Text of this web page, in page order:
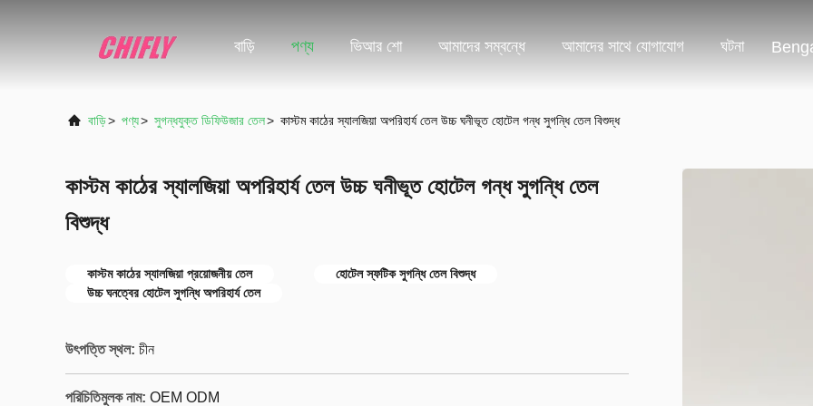
বাড়ি পণ্য ভিআর শো আমাদের সম্বন্ধে আমাদের সাথে যোগাযোগ ঘটনা
বাড়ি> পণ্য> সুগন্ধযুক্ত ডিফিউজার তেল> কাস্টম কাঠের স্যালজিয়া অপরিহার্য তেল উচ্চ ঘনীভূত হোটেল গন্ধ সুগন্ধি তেল বিশুদ্ধ
কাস্টম কাঠের স্যালজিয়া অপরিহার্য তেল উচ্চ ঘনীভূত হোটেল গন্ধ সুগন্ধি তেল
বিশুদ্ধ
কাস্টম কাঠের স্যালজিয়া প্রয়োজনীয় তেল
হোটেল স্ফটিক সুগন্ধি তেল বিশুদ্ধ
উচ্চ ঘনত্বের হোটেল সুগন্ধি অপরিহার্য তেল
উৎপত্তি স্থল: চীন
পরিচিতিমুলক নাম: OEM ODM